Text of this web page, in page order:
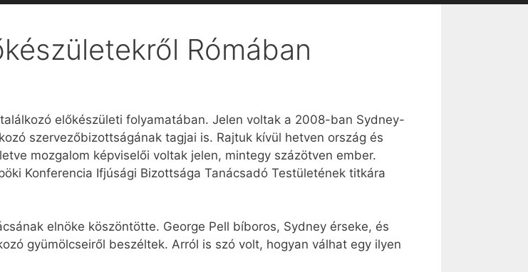
Rómában
előkészületi folyamatában. Jelen voltak a 2008-ban Sydney-
szervezőbizottságának tagjai is. Rajtuk kívül hetven ország és
mozgalom képviselői voltak jelen, mintegy százötven ember.
Konferencia Ifjúsági Bizottsága Tanácsadó Testületének titkára
elnöke köszöntötte. George Pell bíboros, Sydney érseke, és
gyümölcseiről beszéltek. Arról is szó volt, hogyan válhat egy ilyen